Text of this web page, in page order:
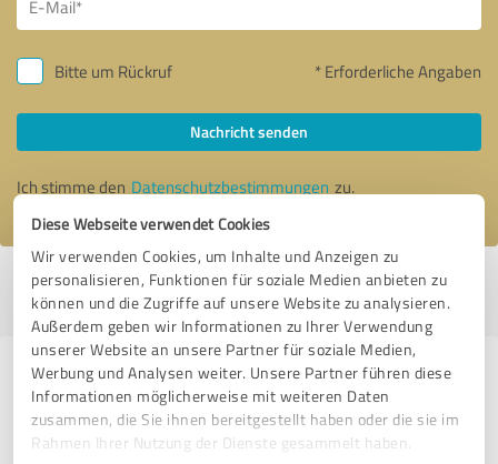
Diese Webseite verwendet Cookies
Wir verwenden Cookies, um Inhalte und Anzeigen zu
personalisieren, Funktionen für soziale Medien anbieten zu
können und die Zugriffe auf unsere Website zu analysieren.
Außerdem geben wir Informationen zu Ihrer Verwendung
unserer Website an unsere Partner für soziale Medien,
Werbung und Analysen weiter. Unsere Partner führen diese
Informationen möglicherweise mit weiteren Daten
zusammen, die Sie ihnen bereitgestellt haben oder die sie im
Rahmen Ihrer Nutzung der Dienste gesammelt haben.
Bitte um Rückruf * Erforderliche Angaben
Nachricht senden
Ich stimme den Datenschutzbestimmungen zu.
Profil aktiv seit 20.01.2020 |Letzte Aktualisierung: 21.05.2025|Profil
melden
Erfahrungen zu weiteren
Anbietern aus dem Bereich
Dienstleistungen